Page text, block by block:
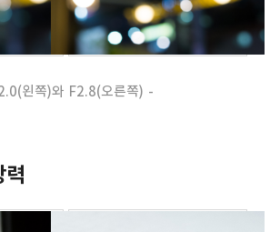
왼쪽)와 F2.8(오른쪽) -